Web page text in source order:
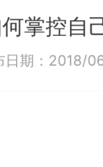
掌控自
日期：2018/